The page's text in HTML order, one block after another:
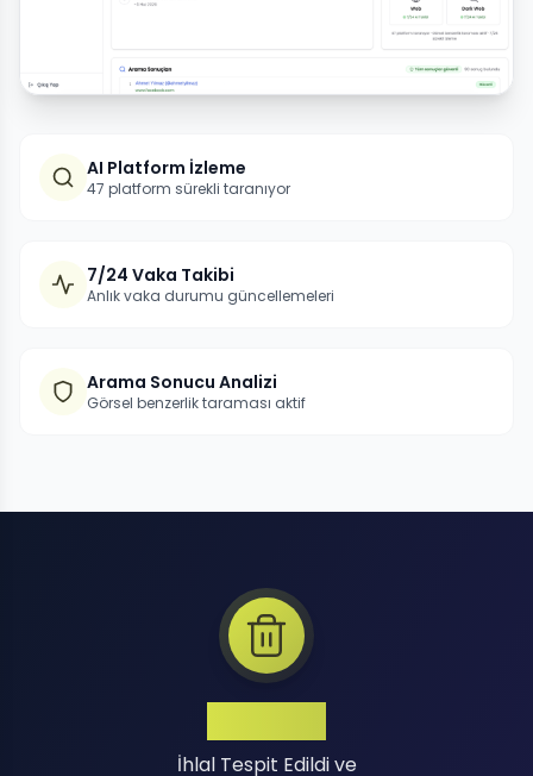
AI Platform İzleme
47 platform sürekli taranıyor
7/24 Vaka Takibi
Anlık vaka durumu güncellemeleri
Arama Sonucu Analizi
Görsel benzerlik taraması aktif
İhlal Tespit Edildi ve